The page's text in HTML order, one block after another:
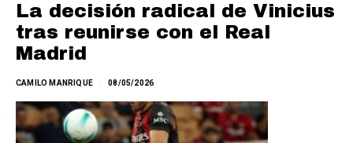
La decisión radical de Vinicius
tras reunirse con el Real
Madrid
CAMILO MANRIQUE 08/05/2026